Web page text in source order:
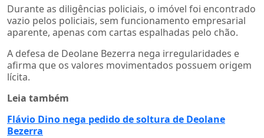
Durante as diligências policiais, o imóvel foi encontrado
vazio pelos policiais, sem funcionamento empresarial
aparente, apenas com cartas espalhadas pelo chão.
A defesa de Deolane Bezerra nega irregularidades e
afirma que os valores movimentados possuem origem
lícita.
Leia também
Flávio Dino nega pedido de soltura de Deolane
Bezerra